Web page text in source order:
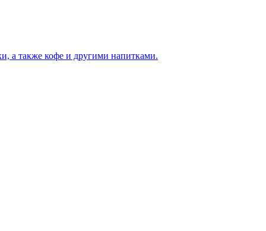
а также кофе и другими напитками.